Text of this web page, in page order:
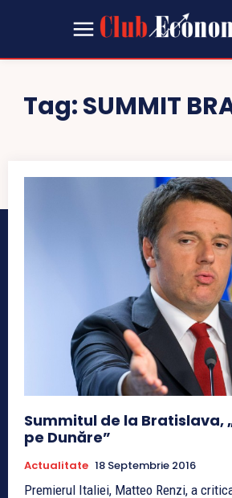
Tag:SUMMIT
Summitul de la Bratislava,
pe Dunăre”
Actualitate 18 Septembrie 2016
Premierul Italiei, Matteo Renzi, a